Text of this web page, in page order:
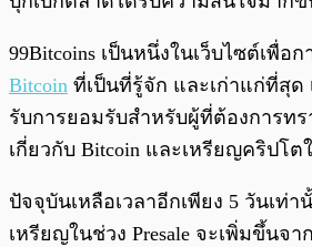
99Bitcoins เป็นหนึ่งในเว็บไซต์เพื่อก
Bitcoin ที่เป็นที่รู้จัก และเก่าแก่ที่สุ
รับการยอมรับสำหรับผู้ที่ต้องการท
เกี่ยวกับ Bitcoin และเหรียญคริปโต
ปัจจุบันเหลือเวลาอีกเพียง 5 วันเท่
เหรียญในช่วง Presale จะเพิ่มขึ้นจา